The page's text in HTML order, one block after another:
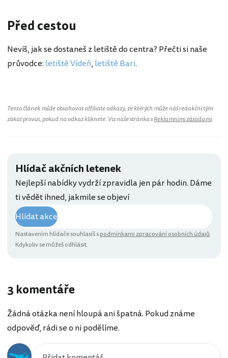
Před cestou
Nevíš, jak se dostaneš z letiště do centra? Přečti si naše
průvodce: letiště Vídeň, letiště Bari.
Tento článek může obsahovat affiliate odkazy, ze kterých může náš redakční tým
získat provizi, pokud na odkaz kliknete. Viz naše stránka sReklamními zásadami.
Hlídač akčních letenek
Nejlepší nabídky vydrží zpravidla jen pár hodin. Dáme
ti vědět ihned, jakmile se objeví
Hlídat akce
Nastavením hlídače souhlasíš spodmínkami zpracování osobních údajů.
Kdykoliv se můžeš odhlásit.
3 komentáře
Žádná otázka není hloupá ani špatná. Pokud známe
odpověď, rádi se o ni podělíme.